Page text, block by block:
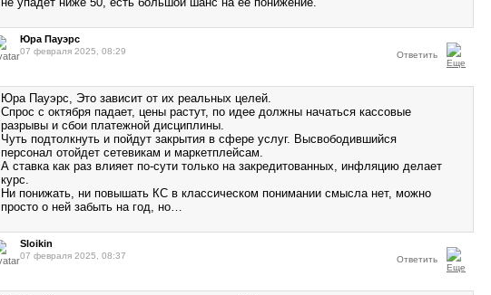
Юра Пауэрс
07 февраля 2025, 08:29 Ответить
Юра Пауэрс, Это зависит от их реальных целей.
Спрос с октября падает, цены растут, по идее должны начаться кассовые
разрывы и сбои платежной дисциплины.
Чуть подтолкнуть и пойдут закрытия в сфере услуг. Высвободившийся
персонал отойдет сетевикам и маркетплейсам.
А ставка как раз влияет по-сути только на закредитованных, инфляцию делает
курс.
Ни понижать, ни повышать КС в классическом понимании смысла нет, можно
просто о ней забыть на год, но…
Sloikin
07 февраля 2025, 08:37 Ответить